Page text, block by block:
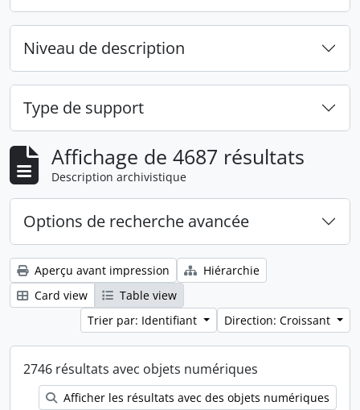
Niveau de description
Type de support
Affichage de 4687 résultats
Description archivistique
Options de recherche avancée
Aperçu avant impression
Hiérarchie
Card view
Table view
Trier par: Identifiant
Direction: Croissant
2746 résultats avec objets numériques
Afficher les résultats avec des objets numériques